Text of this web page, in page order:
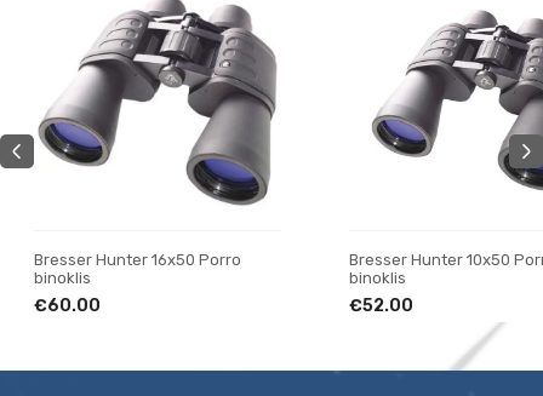
Bresser Hunter 10x50 Porro
binoklis
€52.00
Helios Nitrosport 10x50
binoklis
€195.00